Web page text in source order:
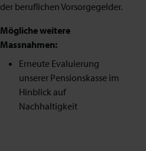
der beruflichen Vorsorgegelder.
Mögliche weitere
Massnahmen:
Erneute Evaluierung
unserer Pensionskasse im
Hinblick auf
Nachhaltigkeit